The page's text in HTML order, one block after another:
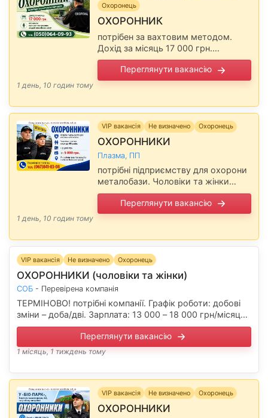
Охоронець
ОХОРОННИК
потрібен за вахтовим методом.
Дохід за місяць 17 000 грн.
Можливе працевлаштування людей
пенсійного віку. Повідомте, будь
ласка, роботодавцю, що Ви
Переглянути вакансію
1 день, 10 годин тому
VIP вакансія Не визначено Охоронець
ОХОРОННИКИ
Плазма, ПП
потрібні підприємству для охорони
металобази. Чоловіки та жінки
віком до 60 років. Г/р доба/три. З/п
5 000 грн. Р-н роботи пров.
Чапаєва, 2-а (початок Київської …
Переглянути вакансію
1 день, 10 годин тому
VIP вакансія Не визначено Охоронець
ОХОРОННИКИ (чоловіки та жінки)
СОБ - Перевірена компанія
ТЕРМІНОВО! потрібні компанії. Графік роботи: добові
зміни – доба/дві. Зарплата: 13 000 – 18 000 грн/місяць.
Подробиці під час співбесіди. Повідомте, будь ласка,
роботодавцю, що …Переглянути вакансію
1 місяць, 1 тиждень тому
VIP вакансія Не визначено Охоронець
ОХОРОННИКИ